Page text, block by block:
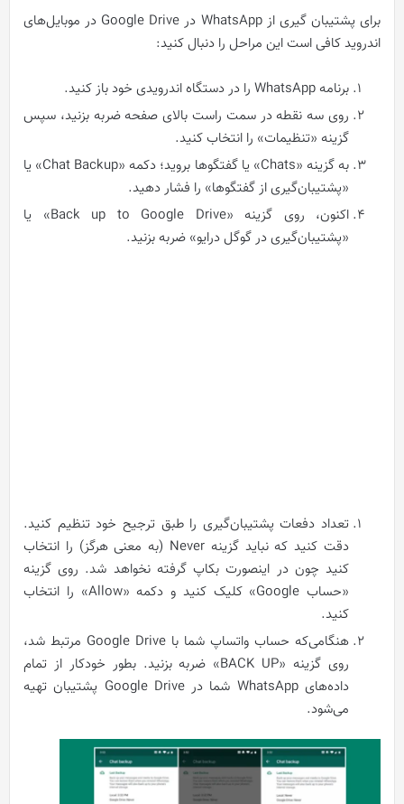
برای پشتیبان گیری از WhatsApp در Google Drive در موبایل‌های
اندروید کافی است این مراحل را دنبال کنید:
برنامه WhatsApp را در دستگاه اندرویدی خود باز کنید.
روی سه نقطه در سمت راست بالای صفحه ضربه بزنید، سپس
گزینه «تنظیمات» را انتخاب کنید.
به گزینه «Chats» یا گفتگوها بروید؛ دکمه «Chat Backup» یا
«پشتیبان‌گیری از گفتگوها» را فشار دهید.
اکنون، روی گزینه «Back up to Google Drive»‌ یا
«پشتیبان‌گیری در گوگل درایو» ضربه بزنید.
تعداد دفعات پشتیبان‌گیری را طبق ترجیح خود تنظیم کنید.
دقت کنید که نباید گزینه Never (به معنی هرگز) را انتخاب
کنید چون در اینصورت بکاپ گرفته نخواهد شد. روی گزینه
«حساب Google» کلیک کنید و دکمه «Allow» را انتخاب
کنید.
هنگامی‌که حساب واتساپ شما با Google Drive مرتبط شد،
روی گزینه «BACK UP» ضربه بزنید. بطور خودکار از تمام
داده‌های WhatsApp شما در Google Drive پشتیبان تهیه
می‌شود.